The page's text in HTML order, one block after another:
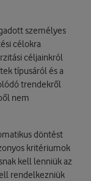
személyes
célokra
céljainkról
típusáról és a
trendekről
nem
döntést
kritériumok
kell lenniük az
rendelkezniük